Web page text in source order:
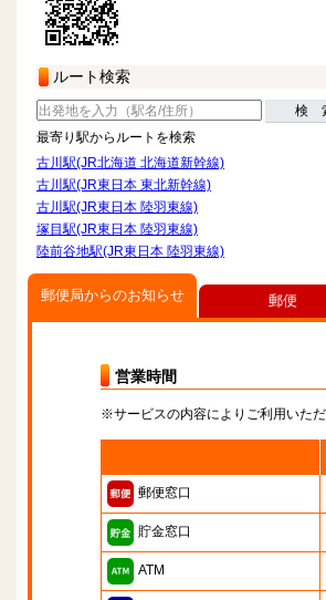
ルート検索
検
最寄り駅からルートを検索
古川駅(JR北海道 北海道新幹線)
古川駅(JR東日本 東北新幹線)
古川駅(JR東日本 陸羽東線)
塚目駅(JR東日本 陸羽東線)
陸前谷地駅(JR東日本 陸羽東線)
郵便局からのお知らせ
営業時間
※サービスの内容によりご利用いた
郵便窓口
貯金窓口
ATM
郵便